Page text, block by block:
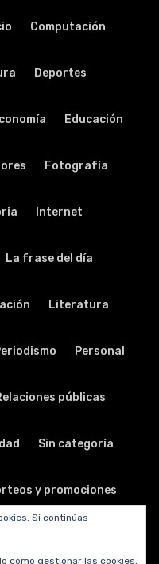
Computación
Deportes
Educación
Fotografía
Internet
La frase del día
Literatura
Personal
públicas
Sin categoría
y promociones
Si continúas
cómo gestionar las cookies,